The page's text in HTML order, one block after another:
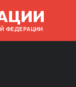
ФЕДЕРАЦИИ